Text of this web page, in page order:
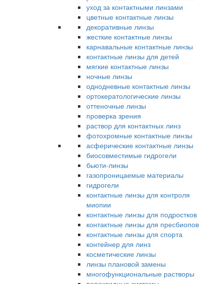
уход за контактными линзами
цветные контактные линзы
декоративные линзы
жесткие контактные линзы
карнавальные контактные линзы
контактные линзы для детей
мягкие контактные линзы
ночные линзы
однодневные контактные линзы
ортокератологические линзы
оттеночные линзы
проверка зрения
раствор для контактных линз
фотохромные контактные линзы
асферические контактные линзы
биосовместимые гидрогели
бьюти-линзы
газопроницаемые материалы
гидрогели
контактные линзы для контроля
миопии
контактные линзы для подростков
контактные линзы для пресбиопов
контактные линзы для спорта
контейнер для линз
косметические линзы
линзы плановой замены
многофункциональные растворы